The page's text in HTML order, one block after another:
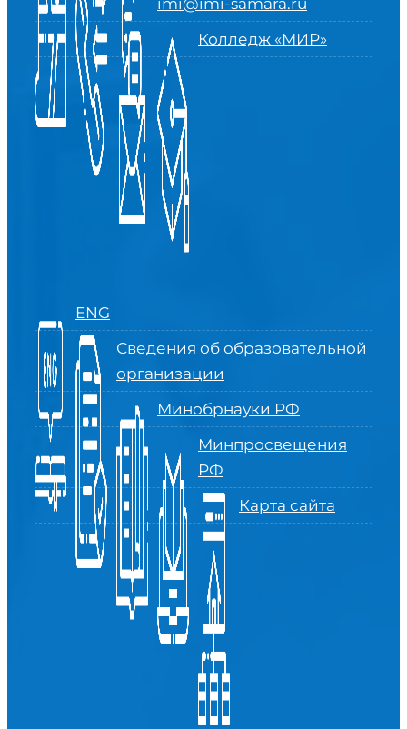
imi@imi-samara.ru
Колледж «МИР»
ENG
Сведения об образовательной
организации
Минобрнауки РФ
Минпросвещения
РФ
Карта сайта